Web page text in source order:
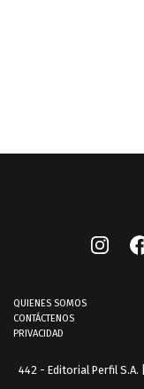
QUIENES SOMOS
CONTÁCTENOS
PRIVACIDAD
442 - Editorial Perfil S.A.